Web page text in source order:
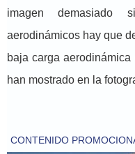
imagen demasiado
aerodinámicos hay que
baja carga
han mostrado en la